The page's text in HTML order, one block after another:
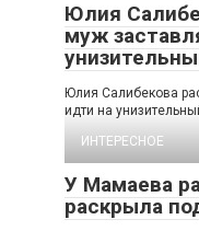
Юлия
муж
Юлия Салибекова
идти на
ИНТЕРЕСНОЕ
У Мамаева
раскрыла